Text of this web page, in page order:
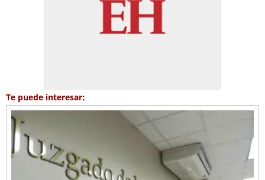
Te puede interesar: